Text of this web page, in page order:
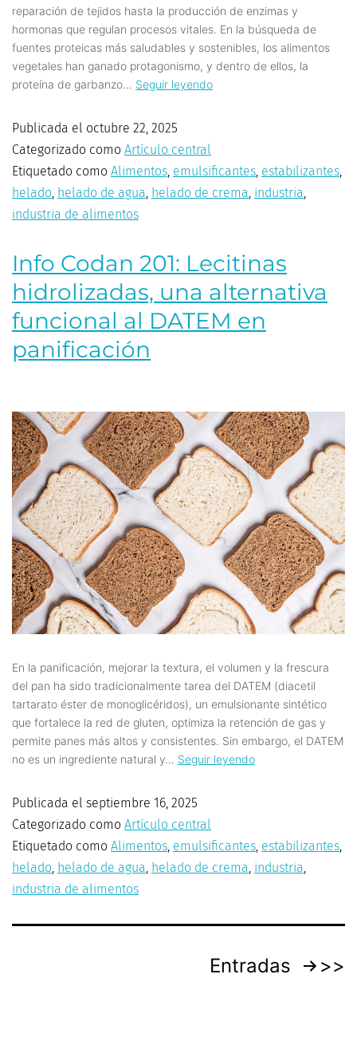
reparación de tejidos hasta la producción de enzimas y
hormonas que regulan procesos vitales. En la búsqueda de
fuentes proteicas más saludables y sostenibles, los alimentos
vegetales han ganado protagonismo, y dentro de ellos, la
proteína de garbanzo… Seguir leyendo
Publicada el octubre 22, 2025
Categorizado como Artículo central
Etiquetado como Alimentos, emulsificantes, estabilizantes,
helado, helado de agua, helado de crema, industria,
industria de alimentos
Info Codan 201: Lecitinas
hidrolizadas, una alternativa
funcional al DATEM en
panificación
En la panificación, mejorar la textura, el volumen y la frescura
del pan ha sido tradicionalmente tarea del DATEM (diacetil
tartarato éster de monoglicéridos), un emulsionante sintético
que fortalece la red de gluten, optimiza la retención de gas y
permite panes más altos y consistentes. Sin embargo, el DATEM
no es un ingrediente natural y… Seguir leyendo
Publicada el septiembre 16, 2025
Categorizado como Artículo central
Etiquetado como Alimentos, emulsificantes, estabilizantes,
helado, helado de agua, helado de crema, industria,
industria de alimentos
Entradas